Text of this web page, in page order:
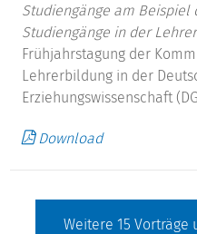
Studiengänge am
Studiengänge in der
Frühjahrstagung der
Lehrerbildung in der
Erziehungswissenschaft
Download
Weitere 15 Vorträge